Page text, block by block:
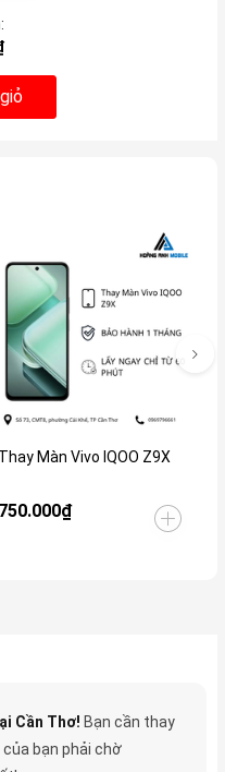
Thay Màn Vivo IQOO Z9X
750.000₫
Cần Thơ! Bạn cần thay
bạn phải chờ